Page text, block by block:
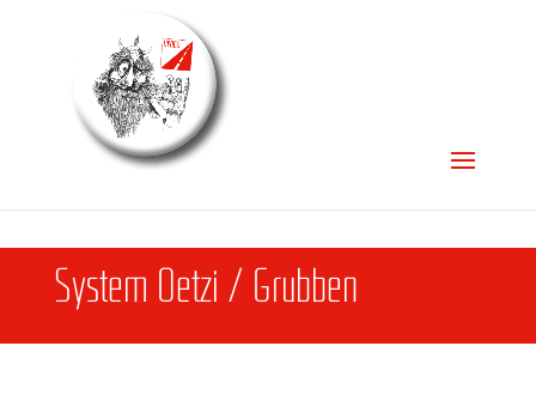
Sys­tem Oet­zi /​ Grub­ben